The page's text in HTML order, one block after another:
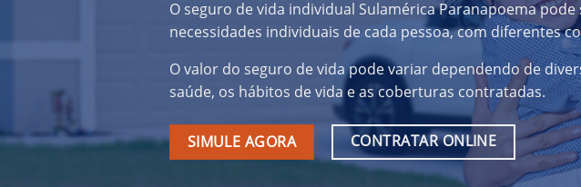
O seguro de vida individual Sulamérica Paranapoema
necessidades individuais de cada pessoa, com diferentes
O valor do seguro de vida pode variar dependendo de
saúde, os hábitos de vida e as coberturas contratadas.
SIMULE AGORA CONTRATAR ONLINE